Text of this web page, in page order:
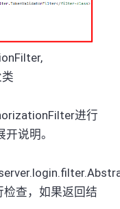
进行
说明。
查，如果返回结